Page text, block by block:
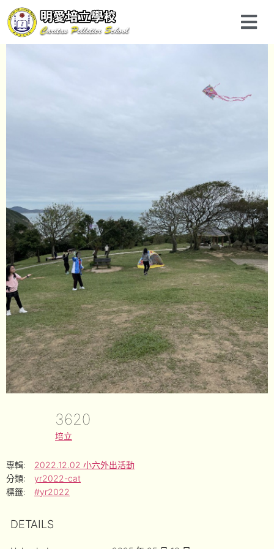
3620
培立
專輯:
2022.12.02 小六外出活動
分類:
yr2022-cat
標籤:
#yr2022
DETAILS